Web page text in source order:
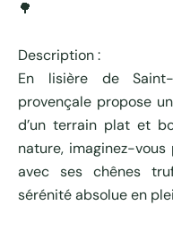
🌳
Description :
En lisière de
provençale propose
d’un terrain plat et
nature, imaginez-
avec ses chênes
sérénité absolue en